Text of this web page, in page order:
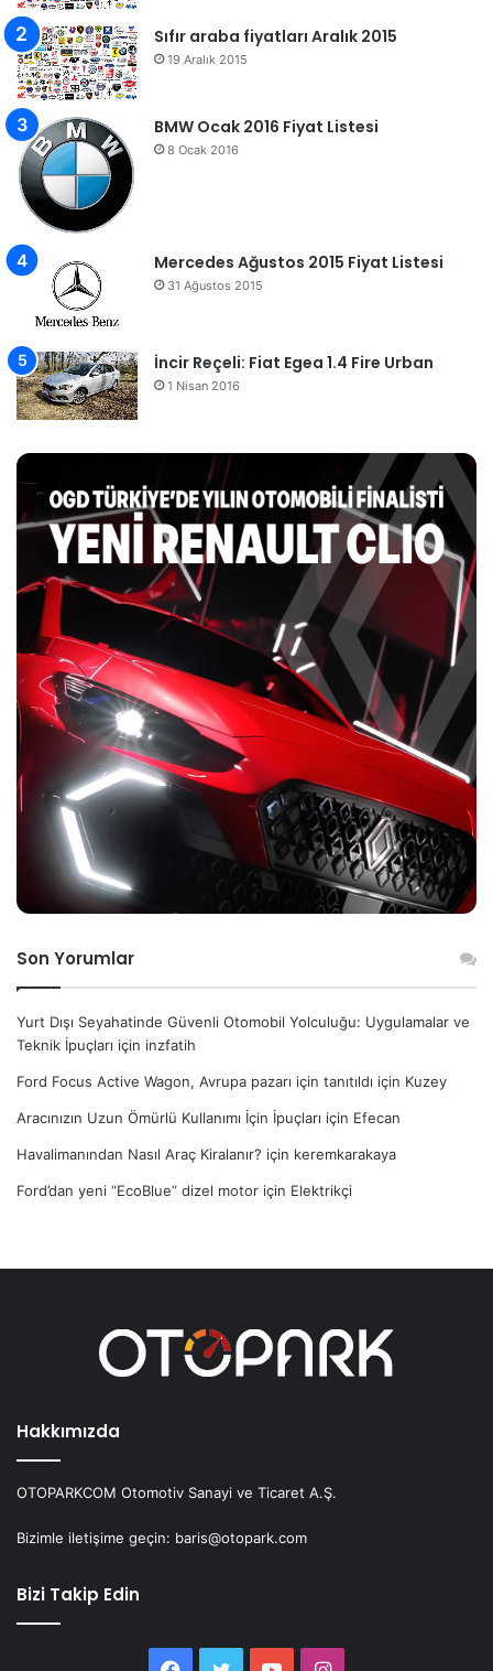
Sıfır araba fiyatları Aralık 2015
19 Aralık 2015
BMW Ocak 2016 Fiyat Listesi
8 Ocak 2016
Mercedes Ağustos 2015 Fiyat Listesi
31 Ağustos 2015
İncir Reçeli: Fiat Egea 1.4 Fire Urban
1 Nisan 2016
Son Yorumlar
Yurt Dışı Seyahatinde Güvenli Otomobil Yolculuğu: Uygulamalar ve
Teknik İpuçları için inzfatih
Ford Focus Active Wagon, Avrupa pazarı için tanıtıldı için Kuzey
Aracınızın Uzun Ömürlü Kullanımı İçin İpuçları için Efecan
Havalimanından Nasıl Araç Kiralanır? için keremkarakaya
Ford’dan yeni “EcoBlue” dizel motor için Elektrikçi
Hakkımızda
OTOPARKCOM Otomotiv Sanayi ve Ticaret A.Ş.
Bizimle iletişime geçin: baris@otopark.com
Bizi Takip Edin